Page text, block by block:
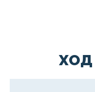
ХОД